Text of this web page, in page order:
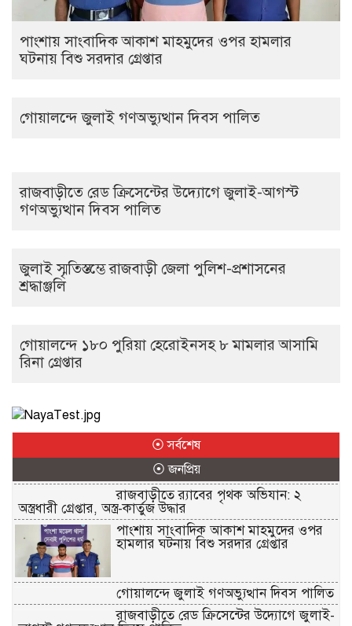
পাংশায় সাংবাদিক আকাশ মাহমুদের ওপর হামলার
ঘটনায় বিশু সরদার গ্রেপ্তার
গোয়ালন্দে জুলাই গণঅভ্যুত্থান দিবস পালিত
রাজবাড়ীতে রেড ক্রিসেন্টের উদ্যোগে জুলাই-আগস্ট
গণঅভ্যুত্থান দিবস পালিত
জুলাই স্মৃতিস্তম্ভে রাজবাড়ী জেলা পুলিশ-প্রশাসনের
শ্রদ্ধাঞ্জলি
গোয়ালন্দে ১৮০ পুরিয়া হেরোইনসহ ৮ মামলার আসামি
রিনা গ্রেপ্তার
⦿ সর্বশেষ
⦿ জনপ্রিয়
রাজবাড়ীতে র‌্যাবের পৃথক অভিযান: ২
অস্ত্রধারী গ্রেপ্তার, অস্ত্র-কার্তুজ উদ্ধার
পাংশায় সাংবাদিক আকাশ মাহমুদের ওপর
হামলার ঘটনায় বিশু সরদার গ্রেপ্তার
গোয়ালন্দে জুলাই গণঅভ্যুত্থান দিবস পালিত
রাজবাড়ীতে রেড ক্রিসেন্টের উদ্যোগে জুলাই-